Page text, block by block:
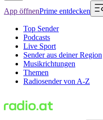
App öffnenPrime entdecken
Top Sender
Podcasts
Live Sport
Sender aus deiner Region
Musikrichtungen
Themen
Radiosender von A-Z